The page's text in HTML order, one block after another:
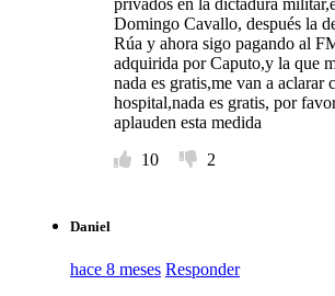
privados en la dictadura
Domingo Cavallo, después la
Rúa y ahora sigo pagando al
adquirida por Caputo,y la que
nada es gratis,me van a aclarar
hospital,nada es gratis, por
aplauden esta medida
10
2
Daniel
hace 8 meses Responder